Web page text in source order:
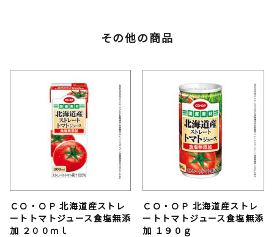
その他の商品
ＣＯ・ＯＰ 北海道産ストレ
ートトマトジュース食塩無添
加 ２００ｍｌ
ＣＯ・ＯＰ 北海道産ストレ
ートトマトジュース食塩無添
加 １９０ｇ